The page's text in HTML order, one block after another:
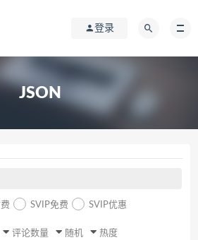
登录
JSON
SVIP免费 SVIP优惠
评论数量 随机 热度